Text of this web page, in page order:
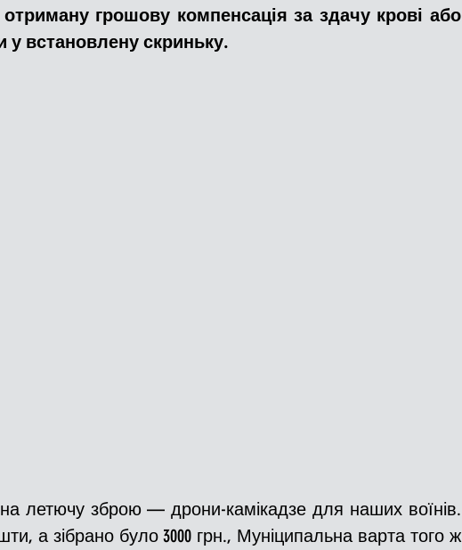
Свята Поліція Ситуаційний центр
грошову компенсація за здачу крові або
у встановлену скриньку.
летючу зброю — дрони-камікадзе для наших воїнів.
а зібрано було 3000 грн., Муніципальна варта того ж